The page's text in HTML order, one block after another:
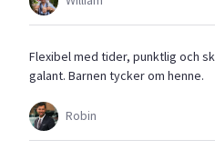
Flexibel med tider, punktlig och
galant. Barnen tycker om henne.
Robin